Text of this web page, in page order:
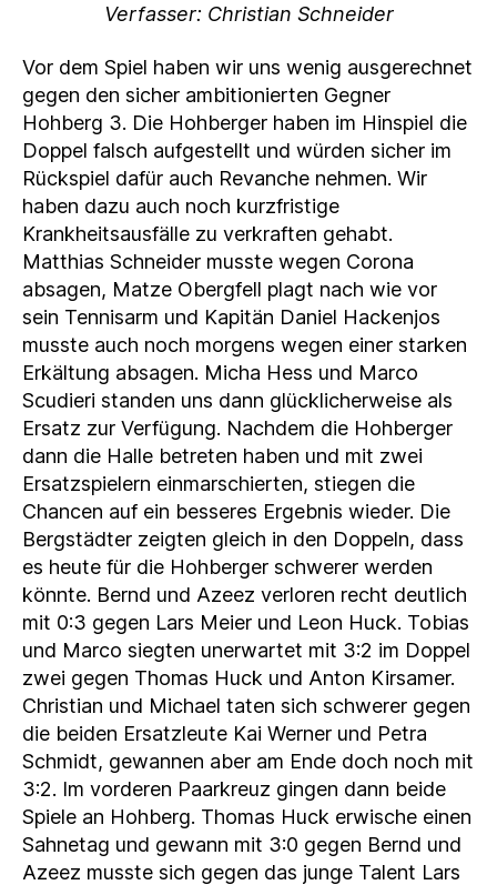
Verfasser: Christian Schneider
Vor dem Spiel haben wir uns wenig ausgerechnet
gegen den sicher ambitionierten Gegner
Hohberg 3. Die Hohberger haben im Hinspiel die
Doppel falsch aufgestellt und würden sicher im
Rückspiel dafür auch Revanche nehmen. Wir
haben dazu auch noch kurzfristige
Krankheitsausfälle zu verkraften gehabt.
Matthias Schneider musste wegen Corona
absagen, Matze Obergfell plagt nach wie vor
sein Tennisarm und Kapitän Daniel Hackenjos
musste auch noch morgens wegen einer starken
Erkältung absagen. Micha Hess und Marco
Scudieri standen uns dann glücklicherweise als
Ersatz zur Verfügung. Nachdem die Hohberger
dann die Halle betreten haben und mit zwei
Ersatzspielern einmarschierten, stiegen die
Chancen auf ein besseres Ergebnis wieder. Die
Bergstädter zeigten gleich in den Doppeln, dass
es heute für die Hohberger schwerer werden
könnte. Bernd und Azeez verloren recht deutlich
mit 0:3 gegen Lars Meier und Leon Huck. Tobias
und Marco siegten unerwartet mit 3:2 im Doppel
zwei gegen Thomas Huck und Anton Kirsamer.
Christian und Michael taten sich schwerer gegen
die beiden Ersatzleute Kai Werner und Petra
Schmidt, gewannen aber am Ende doch noch mit
3:2. Im vorderen Paarkreuz gingen dann beide
Spiele an Hohberg. Thomas Huck erwische einen
Sahnetag und gewann mit 3:0 gegen Bernd und
Azeez musste sich gegen das junge Talent Lars